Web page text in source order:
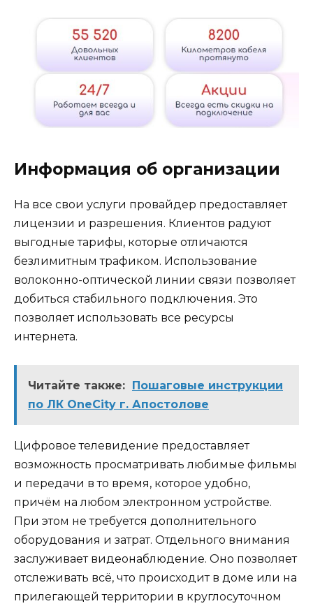
Информация об организации
На все свои услуги провайдер предоставляет
лицензии и разрешения. Клиентов радуют
выгодные тарифы, которые отличаются
безлимитным трафиком. Использование
волоконно-оптической линии связи позволяет
добиться стабильного подключения. Это
позволяет использовать все ресурсы
интернета.
Читайте также:
Пошаговые инструкции
по ЛК OneCity г. Апостолове
Цифровое телевидение предоставляет
возможность просматривать любимые фильмы
и передачи в то время, которое удобно,
причём на любом электронном устройстве.
При этом не требуется дополнительного
оборудования и затрат. Отдельного внимания
заслуживает видеонаблюдение. Оно позволяет
отслеживать всё, что происходит в доме или на
прилегающей территории в круглосуточном